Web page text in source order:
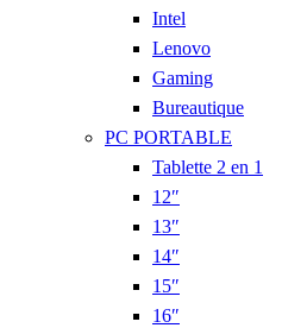
Intel
Lenovo
Gaming
Bureautique
PC PORTABLE
Tablette 2 en 1
12″
13″
14″
15″
16″